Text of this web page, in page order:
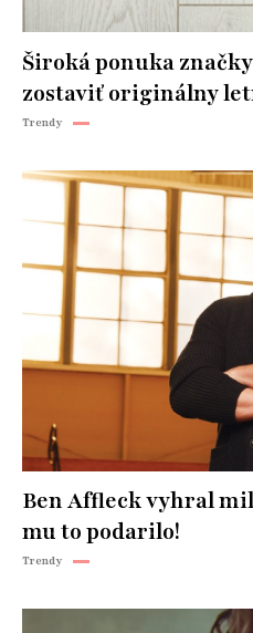
Široká ponuka
zostaviť originálny
Trendy
Ben Affleck vyhral
mu to podarilo!
Trendy